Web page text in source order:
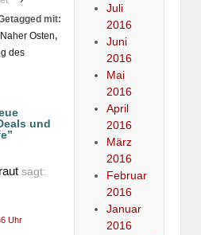
mit:
Naher Osten,
des
und
”
sagt:
Uhr
Juli
2016
Juni
2016
Mai
2016
April
2016
März
2016
Februar
2016
Januar
2016